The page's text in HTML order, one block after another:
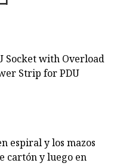
espiral y los mazos
cartón y luego en